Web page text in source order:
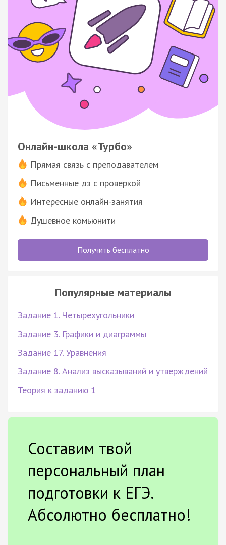
Онлайн-школа «Турбо»
Прямая связь с преподавателем
Письменные дз с проверкой
Интересные онлайн-занятия
Душевное комьюнити
Получить бесплатно
Популярные материалы
Задание 1. Четырехугольники
Задание 3. Графики и диаграммы
Задание 17. Уравнения
Задание 8. Анализ высказываний и утверждений
Теория к заданию 1
Составим твой
персональный план
подготовки к ЕГЭ.
Абсолютно бесплатно!